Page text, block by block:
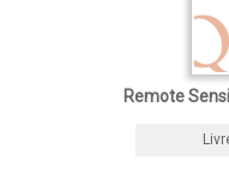
Remote